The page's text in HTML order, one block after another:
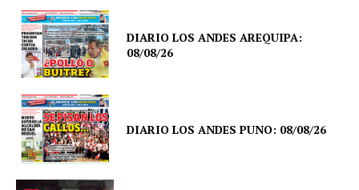
DIARIO LOS ANDES AREQUIPA:
08/08/26
DIARIO LOS ANDES PUNO: 08/08/26